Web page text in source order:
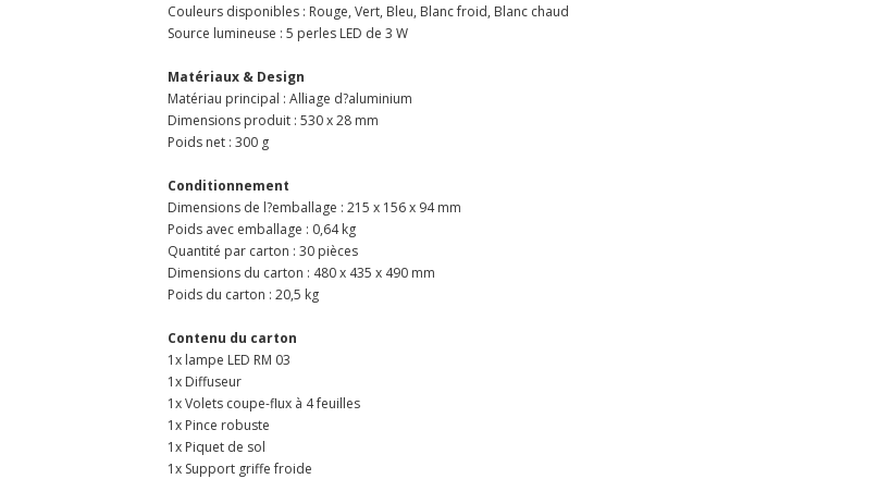
Couleurs disponibles : Rouge, Vert, Bleu, Blanc froid, Blanc chaud
Source lumineuse : 5 perles LED de 3 W
Matériaux & Design
Matériau principal : Alliage d?aluminium
Dimensions produit : 530 x 28 mm
Poids net : 300 g
Conditionnement
Dimensions de l?emballage : 215 x 156 x 94 mm
Poids avec emballage : 0,64 kg
Quantité par carton : 30 pièces
Dimensions du carton : 480 x 435 x 490 mm
Poids du carton : 20,5 kg
Contenu du carton
1x lampe LED RM 03
1x Diffuseur
1x Volets coupe-flux à 4 feuilles
1x Pince robuste
1x Piquet de sol
1x Support griffe froide